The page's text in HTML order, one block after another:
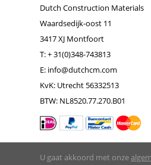
Dutch Construction Materials
Waardsedijk-oost 11
3417 XJ Montfoort
T:+ 31(0)348-743813
E: info@dutchcm.com
KvK: Utrecht 56332513
BTW: NL8520.77.270.B01
U gaat akkoord met onze